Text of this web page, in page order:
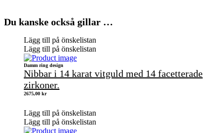
Du kanske också gillar …
Lägg till på önskelistan
Lägg till på önskelistan
Damm ring design
Nibbar i 14 karat vitguld med 14 facetterade
zirkoner.
2675,00 kr
Lägg till på önskelistan
Lägg till på önskelistan